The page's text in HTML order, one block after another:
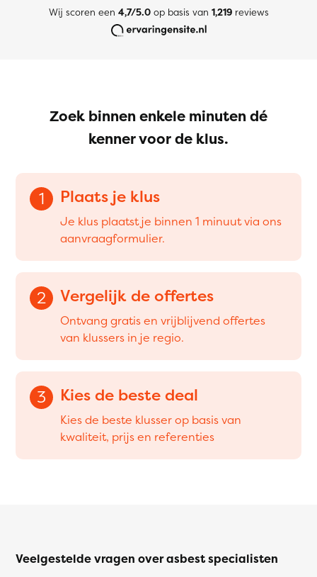
Wij scoren een 4,7/5.0op basis van 1,219reviews
Zoek binnen enkele minuten dé
kenner voor de klus.
1 Plaats je klus
Je klus plaatst je binnen 1 minuut via ons
aanvraagformulier.
2 Vergelijk de offertes
Ontvang gratis en vrijblijvend offertes
van klussers in je regio.
3 Kies de beste deal
Kies de beste klusser op basis van
kwaliteit, prijs en referenties
Veelgestelde vragen over asbest specialisten